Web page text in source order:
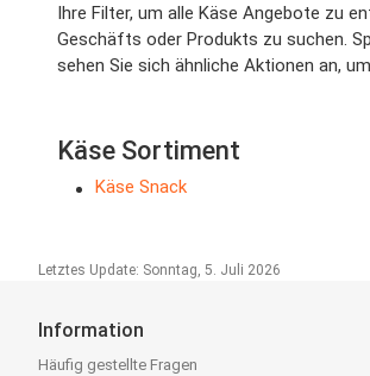
Ihre Filter, um alle Käse Angebote zu
Geschäfts oder Produkts zu suchen.
sehen Sie sich ähnliche Aktionen an,
Käse Sortiment
Käse Snack
Letztes Update: Sonntag, 5. Juli 2026
Information
Häufig gestellte Fragen